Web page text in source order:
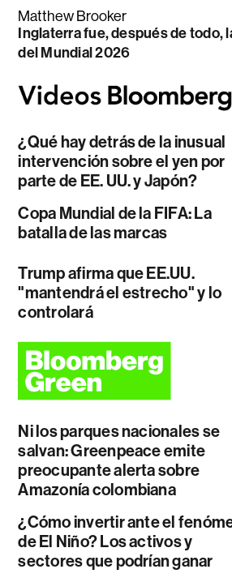
Matthew Brooker
Inglaterra fue, después de todo,
del Mundial 2026
¿Qué hay detrás de la inusual
intervención sobre el yen por
parte de EE. UU. y Japón?
Copa Mundial de la FIFA: La
batalla de las marcas
Trump afirma que EE.UU.
"mantendrá el estrecho" y lo
controlará
Ni los parques nacionales se
salvan: Greenpeace emite
preocupante alerta sobre
Amazonía colombiana
¿Cómo invertir ante el
de El Niño? Los activos y
sectores que podrían ganar